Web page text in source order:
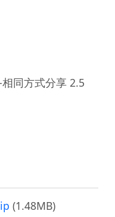
同方式分享 2.5
(1.48MB)